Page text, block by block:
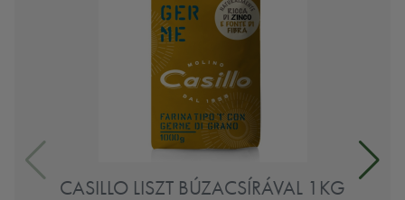
CASILLO LISZT BÚZACSÍRÁVAL 1KG